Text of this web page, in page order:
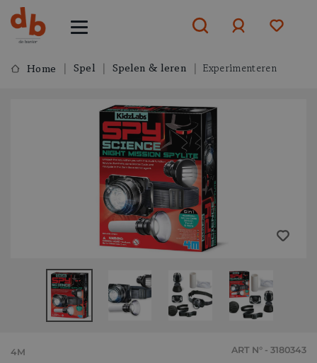
of aanmelden
Home Spel Spelen & leren Experimenteren
4M ART N° - 3180343